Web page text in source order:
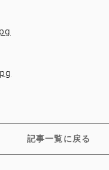
記事一覧に戻る